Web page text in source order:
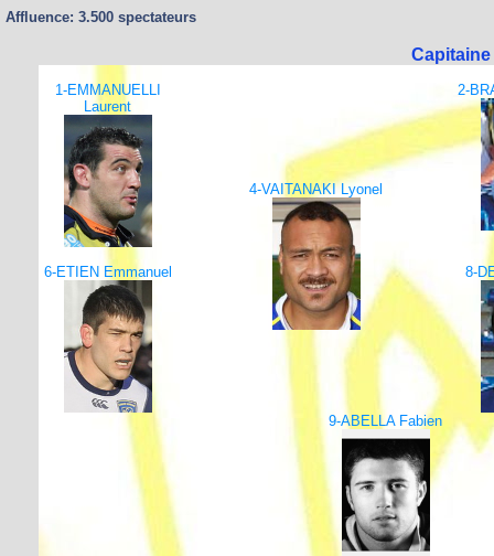
Affluence: 3.500 spectateurs
Capitaine
1-EMMANUELLI
Laurent
2-
4-VAITANAKI Lyonel
6-ETIEN Emmanuel 8-
9-ABELLA Fabien